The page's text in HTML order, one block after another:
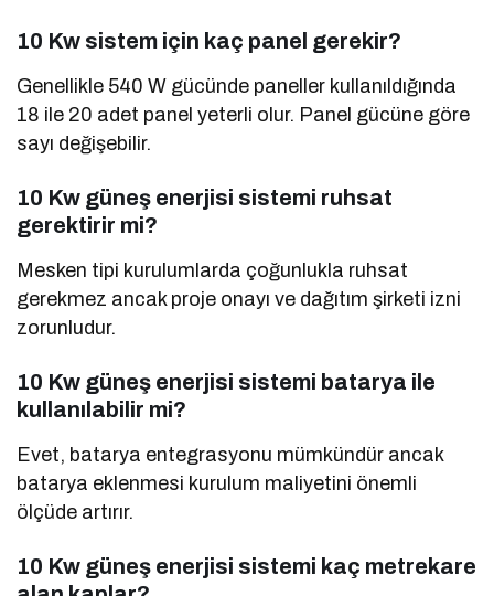
10 Kw sistem için kaç panel gerekir?
Genellikle 540 W gücünde paneller kullanıldığında
18 ile 20 adet panel yeterli olur. Panel gücüne göre
sayı değişebilir.
10 Kw güneş enerjisi sistemi ruhsat
gerektirir mi?
Mesken tipi kurulumlarda çoğunlukla ruhsat
gerekmez ancak proje onayı ve dağıtım şirketi izni
zorunludur.
10 Kw güneş enerjisi sistemi batarya ile
kullanılabilir mi?
Evet, batarya entegrasyonu mümkündür ancak
batarya eklenmesi kurulum maliyetini önemli
ölçüde artırır.
10 Kw güneş enerjisi sistemi kaç metrekare